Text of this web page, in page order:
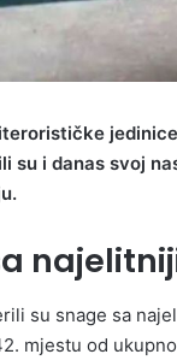
su i danas svoj
su snage sa
mjestu od